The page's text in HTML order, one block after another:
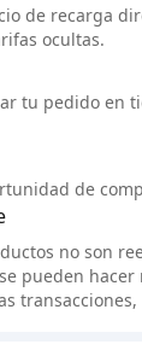
de recarga
ocultas.
tu pedido en
de
no son
pueden
transacciones,